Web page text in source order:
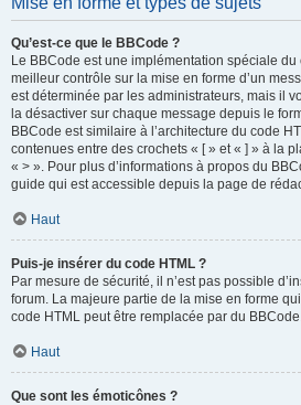
Qu’est-ce que le BBCode ?
Le BBCode est une implémentation spéciale du
meilleur contrôle sur la mise en forme d’un
est déterminée par les administrateurs, mais il
la désactiver sur chaque message depuis le
BBCode est similaire à l’architecture du code
contenues entre des crochets « [ » et « ] » à la
« > ». Pour plus d’informations à propos du
guide qui est accessible depuis la page de
Haut
Puis-je insérer du code HTML ?
Par mesure de sécurité, il n’est pas possible
forum. La majeure partie de la mise en forme
code HTML peut être remplacée par du
Haut
Que sont les émoticônes ?